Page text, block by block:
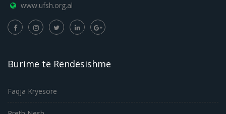
www.ufsh.org.al
Burime të Rëndësishme
Faqja Kryesore